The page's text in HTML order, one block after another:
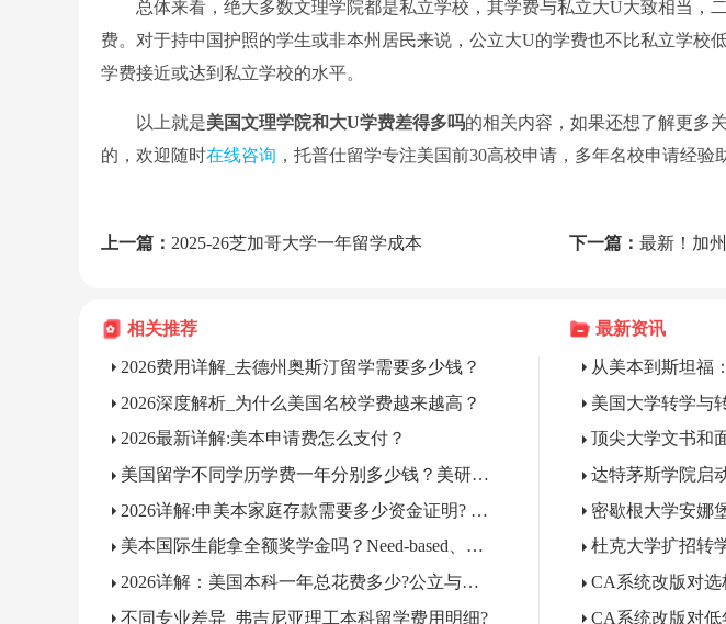
总体来看，绝大多数文理学院都是私立学校，其学费与私立大U大致相当，
费。对于持中国护照的学生或非本州居民来说，公立大U的学费也不比私立学校
学费接近或达到私立学校的水平。
以上就是美国文理学院和大U学费差得多吗的相关内容，如果还想了解更多
的，欢迎随时在线咨询 ，托普仕留学专注美国前30高校申请，多年名校申请经验
上一篇： 2025-26芝加哥大学一年留学成本 下一篇： 最新！加
相关推荐 最新资讯
2026费用详解_去德州奥斯汀留学需要多少钱？
2026深度解析_为什么美国名校学费越来越高？
2026最新详解:美本申请费怎么支付？
美国留学不同学历学费一年分别多少钱？美研费用明细汇总
2026详解:申美本家庭存款需要多少资金证明? 存款要存多久?
美本国际生能拿全额奖学金吗？Need-based、Merit奖学金申请条件
2026详解：美国本科一年总花费多少?公立与私立院校差价对比
不同专业差异_弗吉尼亚理工本科留学费用明细?
美国大学转学与
达特茅斯学院启
密歇根大学安娜
杜克大学扩招转
CA系统改版对
CA系统改版对